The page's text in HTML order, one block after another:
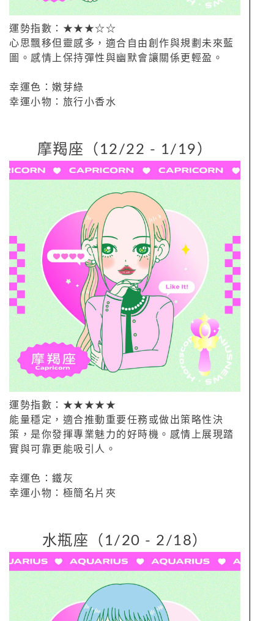
運勢指數：★★★☆☆
心思飄移但靈感多，適合自由創作與規劃未來藍
圖。感情上保持彈性與幽默會讓關係更輕盈。
幸運色：嫩芽綠
幸運小物：旅行小香水
摩羯座（12/22 - 1/19）
運勢指數：★★★★★
能量穩定，適合推動重要任務或做出策略性決
策，是你發揮專業魅力的好時機。感情上展現踏
實與可靠更能吸引人。
幸運色：鐵灰
幸運小物：極簡名片夾
水瓶座（1/20 - 2/18）